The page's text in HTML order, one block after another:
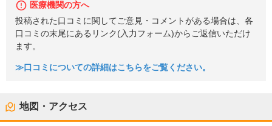
医療機関の方へ
投稿された口コミに関してご意見・コメントがある場合は、各
口コミの末尾にあるリンク(入力フォーム)からご返信いただけ
ます。
≫口コミについての詳細はこちらをご覧ください。
地図・アクセス